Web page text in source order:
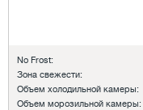
No Frost:
Зона свежести:
Объем холодильной камеры:
Объем морозильной камеры: